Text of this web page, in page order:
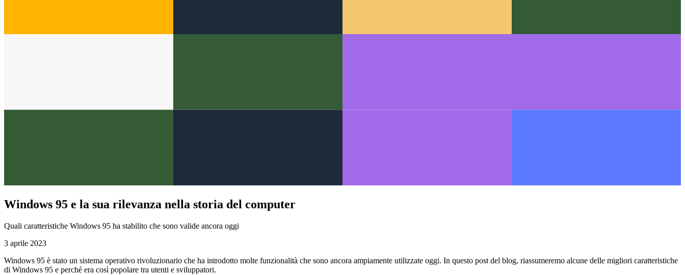
Windows 95 e la sua rilevanza nella storia del computer
Quali caratteristiche Windows 95 ha stabilito che sono valide ancora oggi
3 aprile 2023